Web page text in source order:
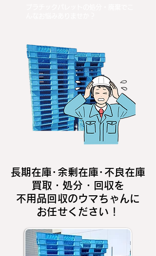
長期在庫･余剰在庫･不良在庫
買取・処分・回収を
不用品回収のウマちゃんに
お任せください！